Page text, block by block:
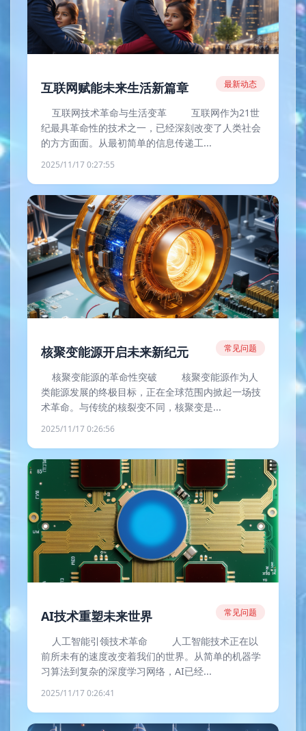
互联网赋能未来生活新篇章 最新动态
互联网技术革命与生活变革 互联网作为21世
纪最具革命性的技术之一，已经深刻改变了人类社会
的方方面面。从最初简单的信息传递工...
2025/11/17 0:27:55
核聚变能源开启未来新纪元 常见问题
核聚变能源的革命性突破 核聚变能源作为人
类能源发展的终极目标，正在全球范围内掀起一场技
术革命。与传统的核裂变不同，核聚变是...
2025/11/17 0:26:56
AI技术重塑未来世界 常见问题
人工智能引领技术革命 人工智能技术正在以
前所未有的速度改变着我们的世界。从简单的机器学
习算法到复杂的深度学习网络，AI已经...
2025/11/17 0:26:41